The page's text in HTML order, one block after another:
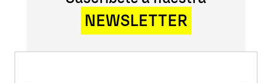
NEWSLETTER